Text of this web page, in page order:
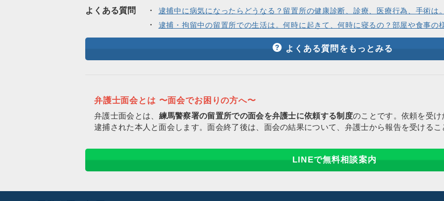
よくある質問
逮捕中に病気になったらどうなる？留置所の健康診断、診療、医療行為、手術は。
逮捕・拘留中の留置所での生活は。何時に起きて、何時に寝るの？部屋や食事の
よくある質問をもっとみる
弁護士面会とは 〜面会でお困りの方へ〜
弁護士面会とは、 練馬警察署の留置所での面会を弁護士に依頼する制度のことです。依頼を受
逮捕された本人と面会します。面会終了後は、面会の結果について、弁護士から報告を受けるこ
LINEで無料相談案内